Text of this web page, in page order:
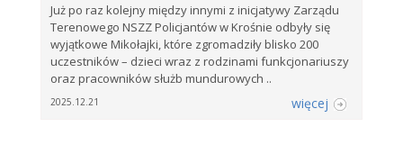
Już po raz kolejny między innymi z inicjatywy Zarządu
Terenowego NSZZ Policjantów w Krośnie odbyły się
wyjątkowe Mikołajki, które zgromadziły blisko 200
uczestników – dzieci wraz z rodzinami funkcjonariuszy
oraz pracowników służb mundurowych ..
2025.12.21 więcej